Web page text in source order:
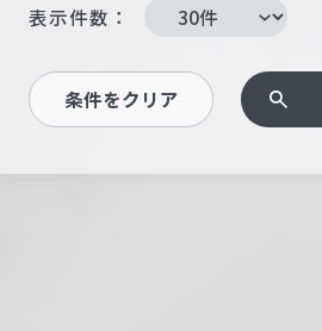
表示件数：
条件をクリア